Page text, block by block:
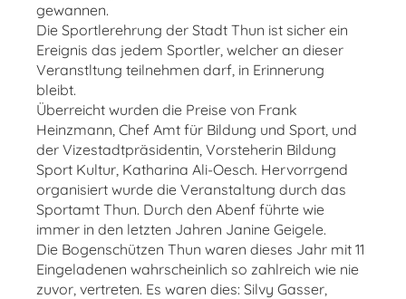
gewannen.
Die Sportlerehrung der Stadt Thun ist sicher ein
Ereignis das jedem Sportler, welcher an dieser
Veranstltung teilnehmen darf, in Erinnerung
bleibt.
Überreicht wurden die Preise von Frank
Heinzmann, Chef Amt für Bildung und Sport, und
der Vizestadtpräsidentin, Vorsteherin Bildung
Sport Kultur, Katharina Ali-Oesch. Hervorrgend
organisiert wurde die Veranstaltung durch das
Sportamt Thun. Durch den Abenf führte wie
immer in den letzten Jahren Janine Geigele.
Die Bogenschützen Thun waren dieses Jahr mit 11
Eingeladenen wahrscheinlich so zahlreich wie nie
zuvor, vertreten. Es waren dies: Silvy Gasser,